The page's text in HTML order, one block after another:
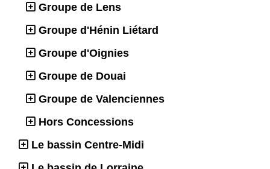
Groupe de Lens
Groupe d'Hénin Liétard
Groupe d'Oignies
Groupe de Douai
Groupe de Valenciennes
Hors Concessions
Le bassin Centre-Midi